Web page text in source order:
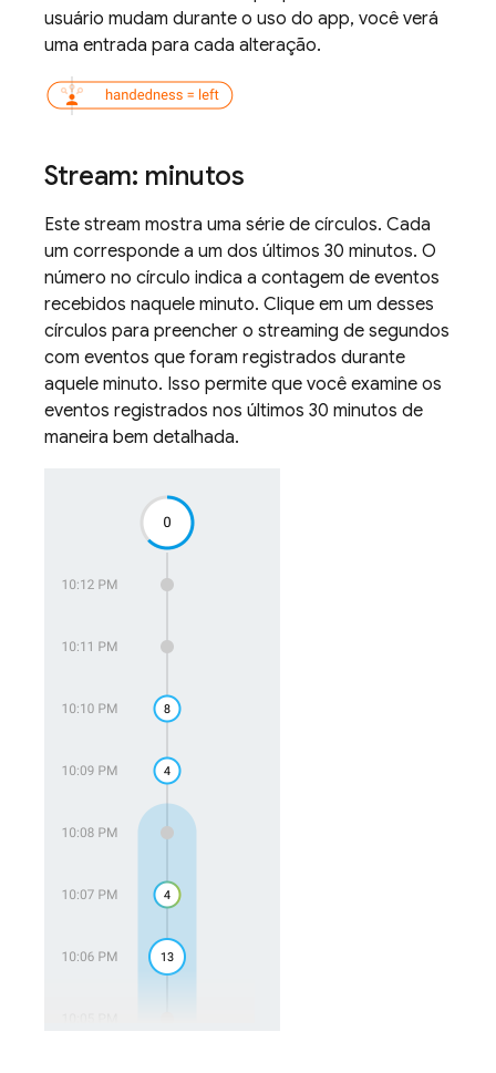
usuário mudam durante o uso do app, você verá
uma entrada para cada alteração.
Stream: minutos
Este stream mostra uma série de círculos. Cada
um corresponde a um dos últimos 30 minutos. O
número no círculo indica a contagem de eventos
recebidos naquele minuto. Clique em um desses
círculos para preencher o streaming de segundos
com eventos que foram registrados durante
aquele minuto. Isso permite que você examine os
eventos registrados nos últimos 30 minutos de
maneira bem detalhada.